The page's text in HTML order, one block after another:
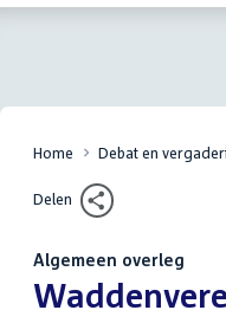
Home Debat en
Delen
Algemeen overleg
: